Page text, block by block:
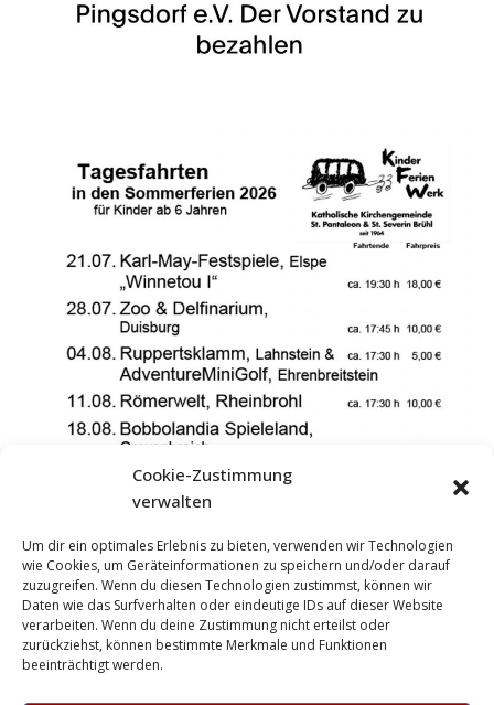
Cookie-Zustimmung
verwalten
Um dir ein optimales Erlebnis zu bieten, verwenden wir Technologien
wie Cookies, um Geräteinformationen zu speichern und/oder darauf
zuzugreifen. Wenn du diesen Technologien zustimmst, können wir
Daten wie das Surfverhalten oder eindeutige IDs auf dieser Website
verarbeiten. Wenn du deine Zustimmung nicht erteilst oder
zurückziehst, können bestimmte Merkmale und Funktionen
beeinträchtigt werden.